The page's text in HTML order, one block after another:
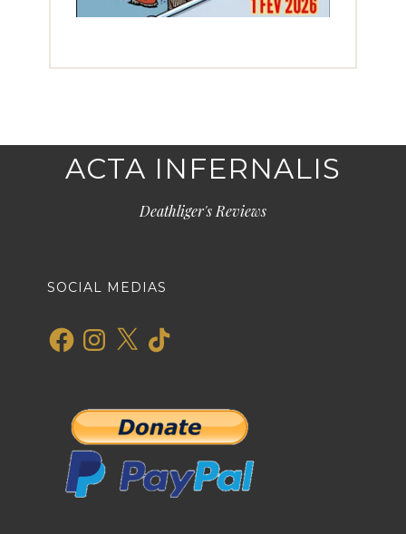
ACTA INFERNALIS
Deathliger's Reviews
SOCIAL MEDIAS
FacebookInstagram
X TikTok